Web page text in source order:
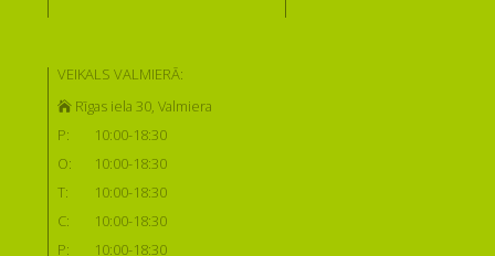
VEIKALS VALMIERĀ:
Rīgas iela 30, Valmiera
P:
10:00-18:30
O:
10:00-18:30
T:
10:00-18:30
C:
10:00-18:30
P:
10:00-18:30